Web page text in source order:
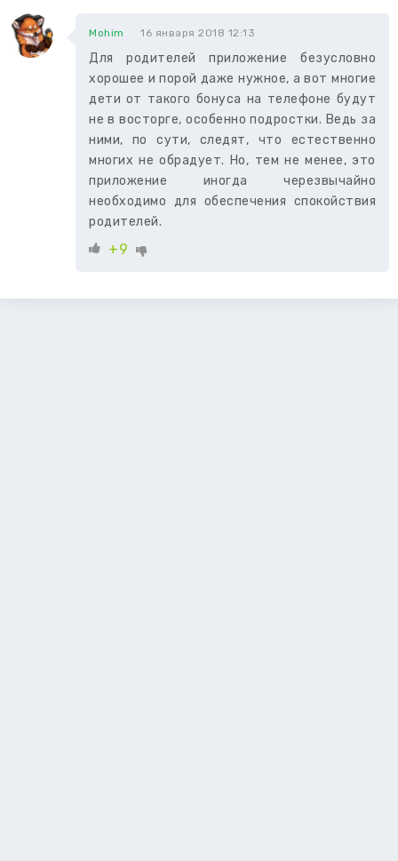
Mohim 16 января 2018 12:13
Для родителей приложение безусловно
хорошее и порой даже нужное, а вот многие
дети от такого бонуса на телефоне будут
не в восторге, особенно подростки. Ведь за
ними, по сути, следят, что естественно
многих не обрадует. Но, тем не менее, это
приложение иногда черезвычайно
необходимо для обеспечения спокойствия
родителей.
+9